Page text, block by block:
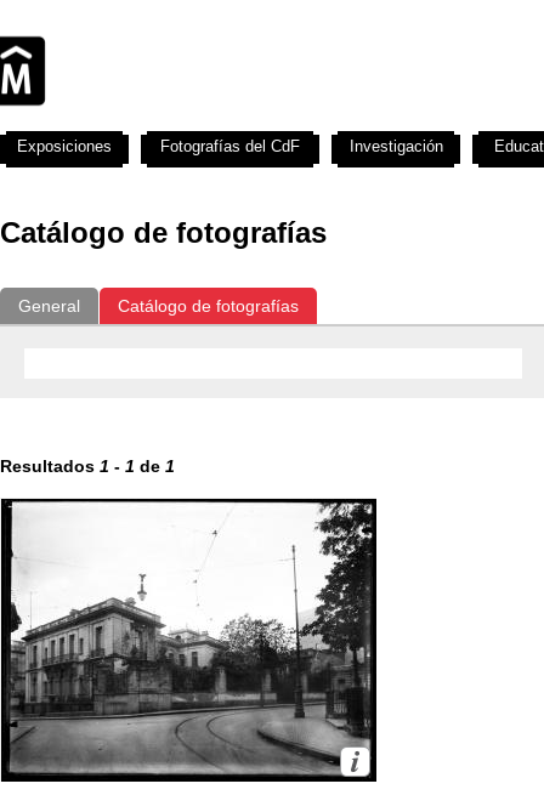
Catálogo de fotografías
General Catálogo de fotografías
Resultados 1 - 1 de 1
Exposiciones Fotografías del CdF Investigación